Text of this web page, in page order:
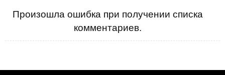
Произошла ошибка при получении списка
комментариев.